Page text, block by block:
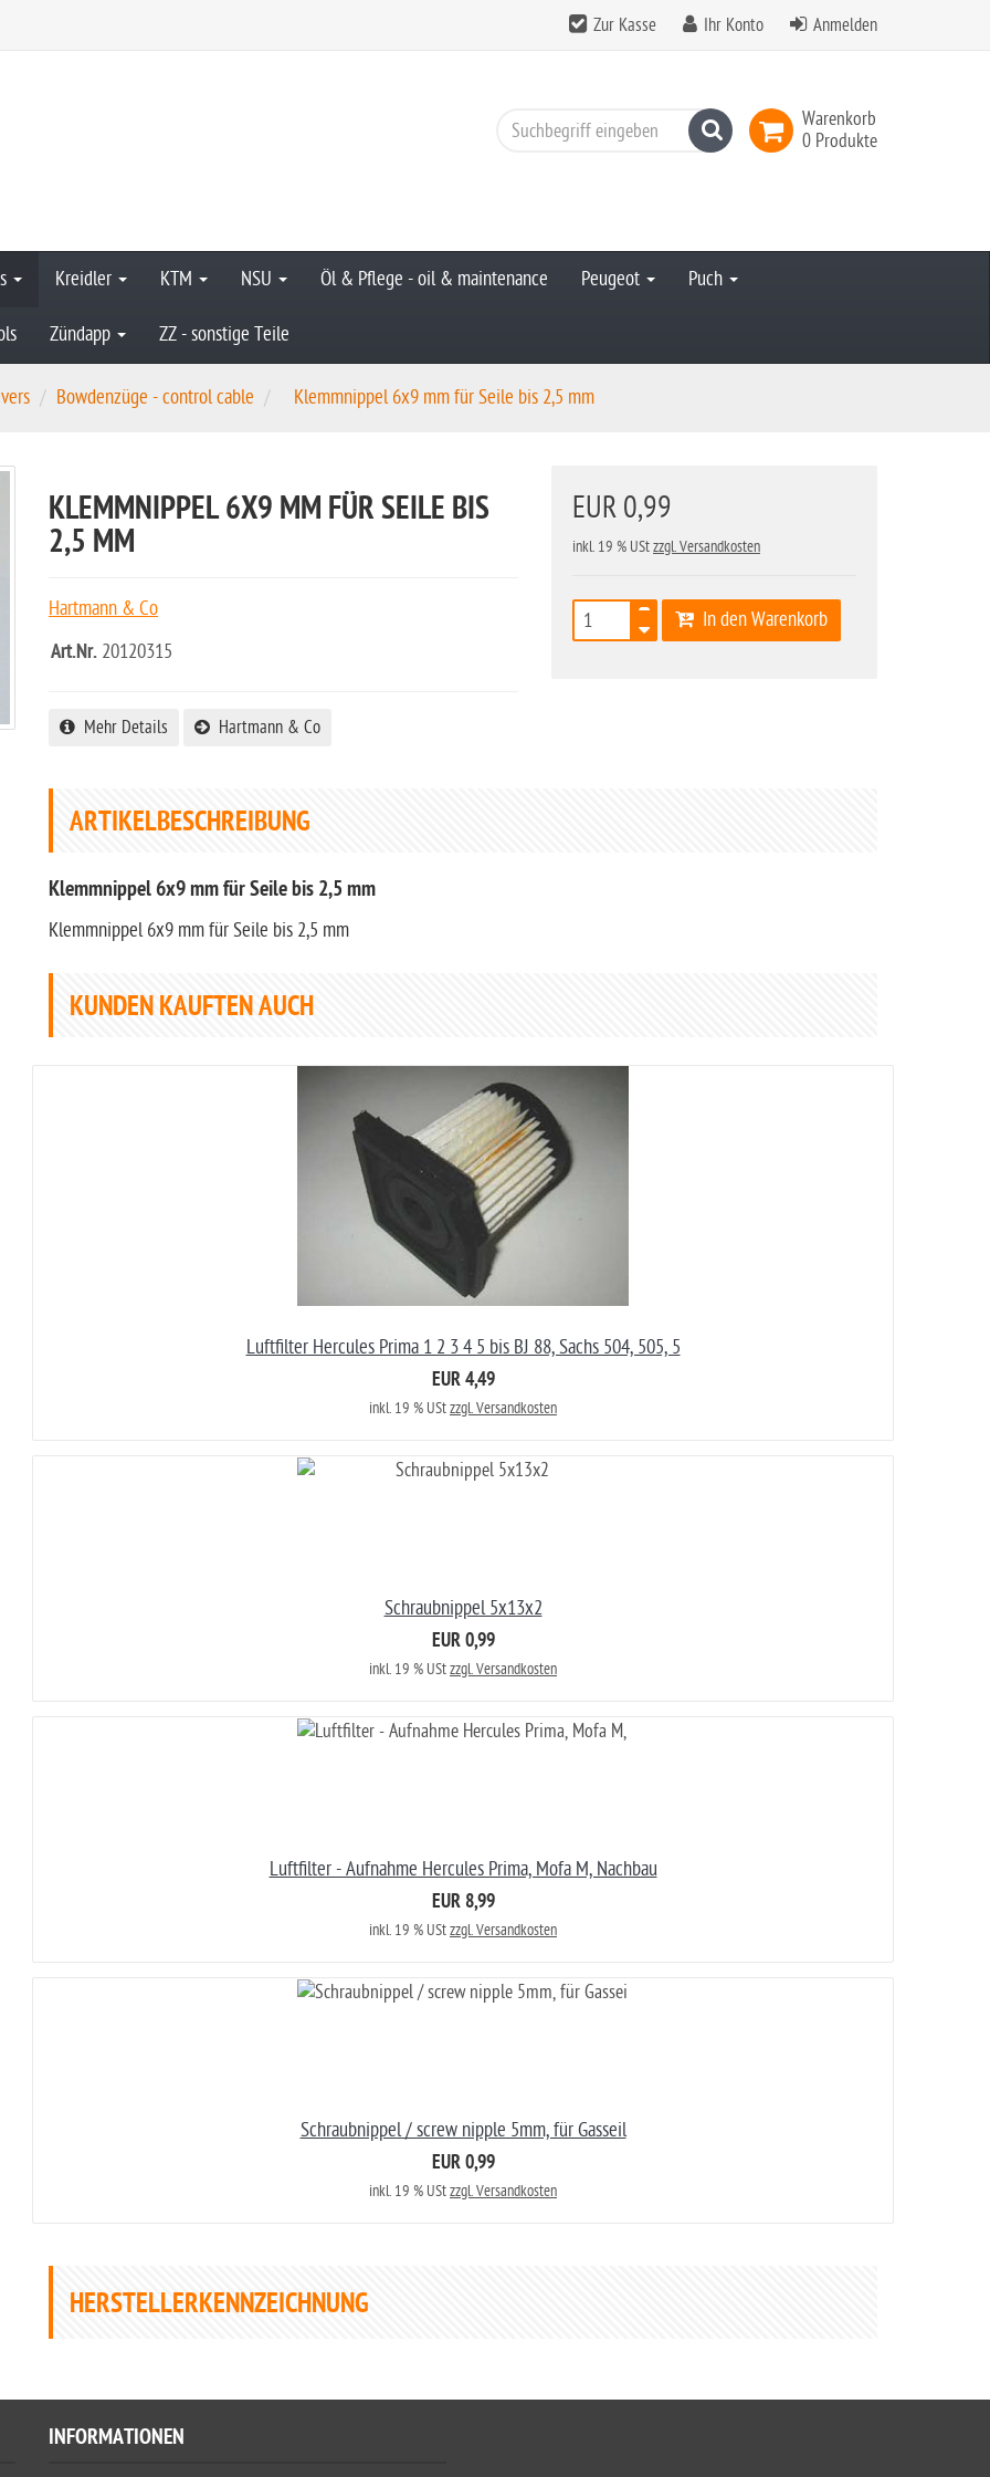
Zur Kasse Ihr Konto Anmelden
Warenkorb
0 Produkte
Suchen
Kreidler KTM NSU Öl & Pflege - oil & maintenance Peugeot Puch
Zündapp ZZ - sonstige Teile
Bowdenzüge - control cable Klemmnippel 6x9 mm für Seile bis 2,5 mm
EUR 0,99
inkl. 19 % UStzzgl. Versandkosten
In den Warenkorb
KLEMMNIPPEL 6X9 MM FÜR SEILE BIS
2,5 MM
Hartmann & Co
Art.Nr. 20120315
Mehr Details Hartmann & Co
ARTIKELBESCHREIBUNG
Klemmnippel 6x9 mm für Seile bis 2,5 mm
Klemmnippel 6x9 mm für Seile bis 2,5 mm
KUNDEN KAUFTEN AUCH
Luftfilter Hercules Prima 1 2 3 4 5 bis BJ 88, Sachs 504, 505, 5
EUR 4,49
inkl. 19 % UStzzgl. Versandkosten
Schraubnippel 5x13x2
EUR 0,99
inkl. 19 % UStzzgl. Versandkosten
Luftfilter - Aufnahme Hercules Prima, Mofa M, Nachbau
EUR 8,99
inkl. 19 % UStzzgl. Versandkosten
Schraubnippel / screw nipple 5mm, für Gasseil
EUR 0,99
inkl. 19 % UStzzgl. Versandkosten
HERSTELLERKENNZEICHNUNG
INFORMATIONEN